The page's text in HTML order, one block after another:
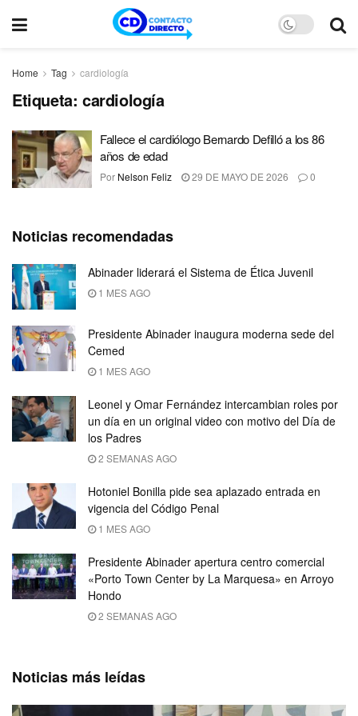
Home Tag cardiología
Etiqueta: cardiología
Fallece el cardiólogo Bernardo Defilló a los 86
años de edad
Por Nelson Feliz 29 DE MAYO DE 2026 0
Noticias recomendadas
Abinader liderará el Sistema de Ética Juvenil
1 MES AGO
Presidente Abinader inaugura moderna sede del
Cemed
1 MES AGO
Leonel y Omar Fernández intercambian roles por
un día en un original video con motivo del Día de
los Padres
2 SEMANAS AGO
Hotoniel Bonilla pide sea aplazado entrada en
vigencia del Código Penal
1 MES AGO
Presidente Abinader apertura centro comercial
«Porto Town Center by La Marquesa» en Arroyo
Hondo
2 SEMANAS AGO
Noticias más leídas